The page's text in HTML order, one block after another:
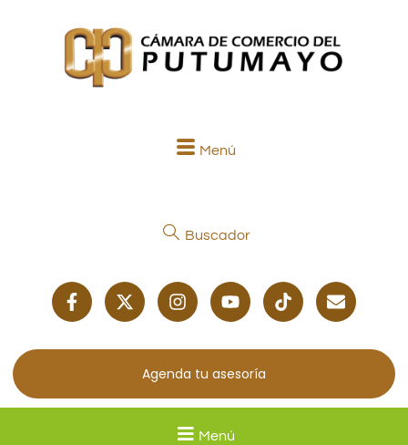
Menú
Buscador
Agenda tu asesoría
Menú